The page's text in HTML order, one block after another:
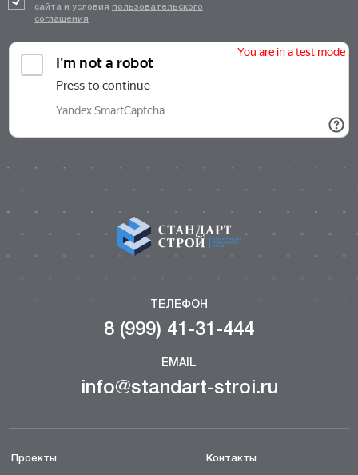
сайта и условия пользовательского
соглашения
ТЕЛЕФОН
8 (999) 41-31-444
EMAIL
info@standart-stroi.ru
Проекты Контакты